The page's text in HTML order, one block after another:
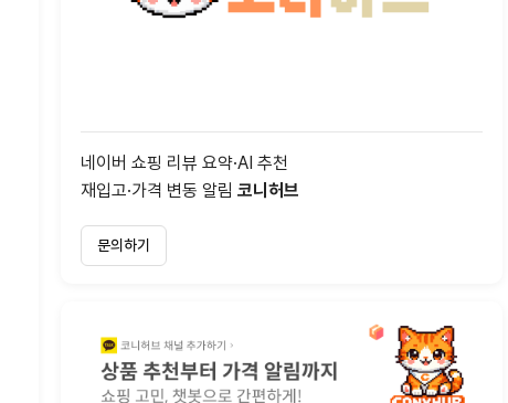
네이버 쇼핑 리뷰 요약·AI 추천
재입고·가격 변동 알림 코니허브
문의하기